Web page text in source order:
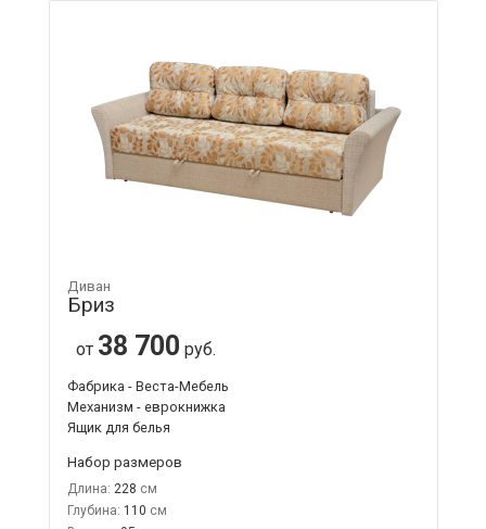
Диван
Бриз
от 38 700 руб.
Фабрика - Веста-Мебель
Механизм - еврокнижка
Ящик для белья
Набор размеров
Длина: 228
Глубина: 110